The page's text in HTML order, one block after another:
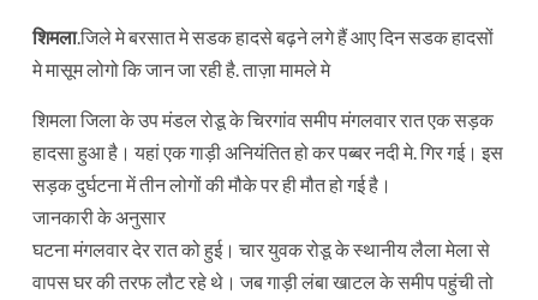
शिमला.जिले मे बरसात मे सडक हादसे बढ़ने लगे हैं आए दिन सडक हादसों
मे मासूम लोगो कि जान जा रही है. ताज़ा मामले मे
शिमला जिला के उप मंडल रोडू के चिरगांव समीप मंगलवार रात एक सड़क
हादसा हुआ है। यहां एक गाड़ी अनियंतित हो कर पब्बर नदी मे. गिर गई। इस
सड़क दुर्घटना में तीन लोगों की मौके पर ही मौत हो गई है।
जानकारी के अनुसार
घटना मंगलवार देर रात को हुई। चार युवक रोडू के स्थानीय लैला मेला से
वापस घर की तरफ लौट रहे थे। जब गाड़ी लंबा खाटल के समीप पहुंची तो